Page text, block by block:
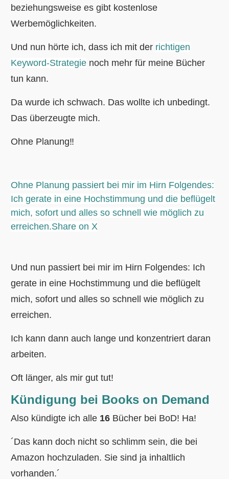
beziehungsweise es gibt kostenlose
Werbemöglichkeiten.
Und nun hörte ich, dass ich mit der richtigen
Keyword-Strategie noch mehr für meine Bücher
tun kann.
Da wurde ich schwach. Das wollte ich unbedingt.
Das überzeugte mich.
Ohne Planung‼
Ohne Planung passiert bei mir im Hirn Folgendes:
Ich gerate in eine Hochstimmung und die beflügelt
mich, sofort und alles so schnell wie möglich zu
erreichen.Share on X
Und nun passiert bei mir im Hirn Folgendes: Ich
gerate in eine Hochstimmung und die beflügelt
mich, sofort und alles so schnell wie möglich zu
erreichen.
Ich kann dann auch lange und konzentriert daran
arbeiten.
Oft länger, als mir gut tut!
Kündigung bei Books on Demand
Also kündigte ich alle 16 Bücher bei BoD! Ha!
´Das kann doch nicht so schlimm sein, die bei
Amazon hochzuladen. Sie sind ja inhaltlich
vorhanden.´